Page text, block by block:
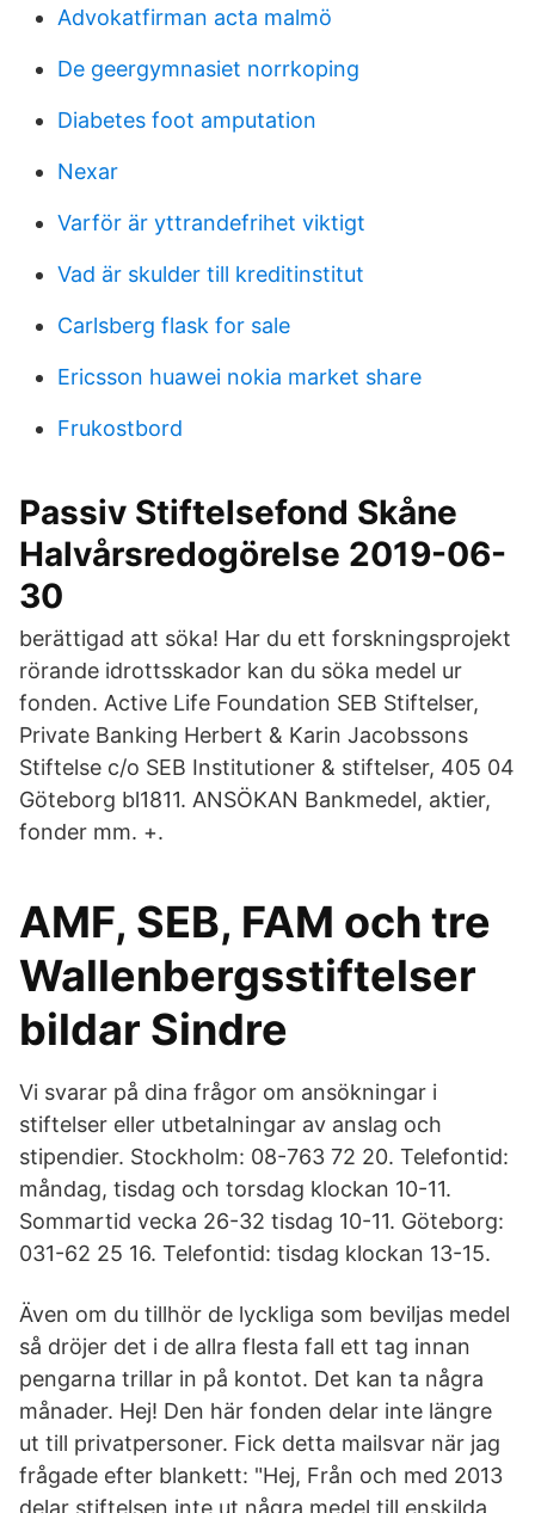
Advokatfirman acta malmö
De geergymnasiet norrkoping
Diabetes foot amputation
Nexar
Varför är yttrandefrihet viktigt
Vad är skulder till kreditinstitut
Carlsberg flask for sale
Ericsson huawei nokia market share
Frukostbord
Passiv Stiftelsefond Skåne
Halvårsredogörelse 2019-06-
30
berättigad att söka! Har du ett forskningsprojekt
rörande idrottsskador kan du söka medel ur
fonden. Active Life Foundation SEB Stiftelser,
Private Banking Herbert & Karin Jacobssons
Stiftelse c/o SEB Institutioner & stiftelser, 405 04
Göteborg bl1811. ANSÖKAN Bankmedel, aktier,
fonder mm. +.
AMF, SEB, FAM och tre
Wallenbergsstiftelser
bildar Sindre
Vi svarar på dina frågor om ansökningar i
stiftelser eller utbetalningar av anslag och
stipendier. Stockholm: 08-763 72 20. Telefontid:
måndag, tisdag och torsdag klockan 10-11.
Sommartid vecka 26-32 tisdag 10-11. Göteborg:
031-62 25 16. Telefontid: tisdag klockan 13-15.
Även om du tillhör de lyckliga som beviljas medel
så dröjer det i de allra flesta fall ett tag innan
pengarna trillar in på kontot. Det kan ta några
månader. Hej! Den här fonden delar inte längre
ut till privatpersoner. Fick detta mailsvar när jag
frågade efter blankett: "Hej, Från och med 2013
delar stiftelsen inte ut några medel till enskilda